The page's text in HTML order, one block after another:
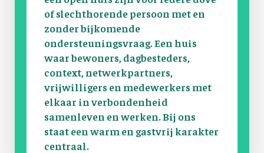
of slechthorende persoon met en
zonder bijkomende
ondersteuningsvraag. Een huis
waar bewoners, dagbesteders,
context, netwerkpartners,
vrijwilligers en medewerkers met
elkaar in verbondenheid
samenleven en werken. Bij ons
staat een warm en gastvrij karakter
centraal.